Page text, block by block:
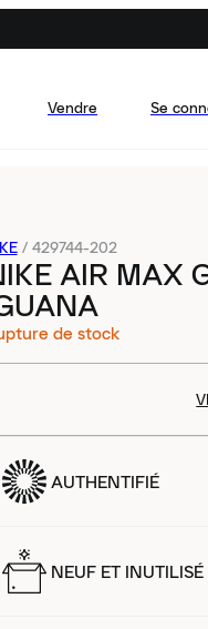
Vendre Se
/ 429744-202
AIR MAX
de stock
AUTHENTIFIÉ
NEUF ET INUTILISÉ